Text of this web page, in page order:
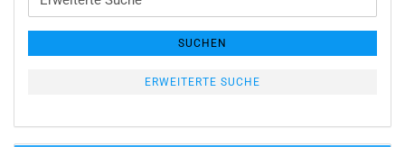
Suche
SUCHEN
ERWEITERTE SUCHE